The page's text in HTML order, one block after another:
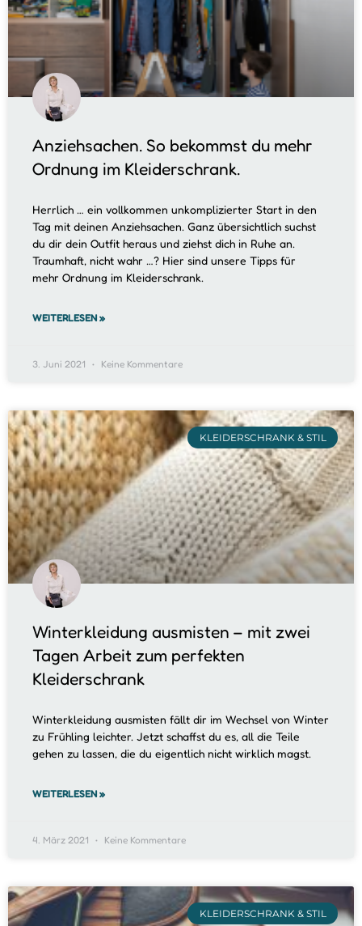
Anziehsachen. So bekommst du mehr
Ordnung im Kleiderschrank.
Herrlich … ein vollkommen unkomplizierter Start in den
Tag mit deinen Anziehsachen. Ganz übersichtlich suchst
du dir dein Outfit heraus und ziehst dich in Ruhe an.
Traumhaft, nicht wahr …? Hier sind unsere Tipps für
mehr Ordnung im Kleiderschrank.
WEITERLESEN »
3. Juni 2021 Keine Kommentare
KLEIDERSCHRANK & STIL
Winterkleidung ausmisten – mit zwei
Tagen Arbeit zum perfekten
Kleiderschrank
Winterkleidung ausmisten fällt dir im Wechsel von Winter
zu Frühling leichter. Jetzt schaffst du es, all die Teile
gehen zu lassen, die du eigentlich nicht wirklich magst.
WEITERLESEN »
4. März 2021 Keine Kommentare
KLEIDERSCHRANK & STIL